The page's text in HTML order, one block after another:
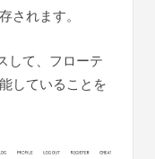
されます。
して、フローテ
していることを